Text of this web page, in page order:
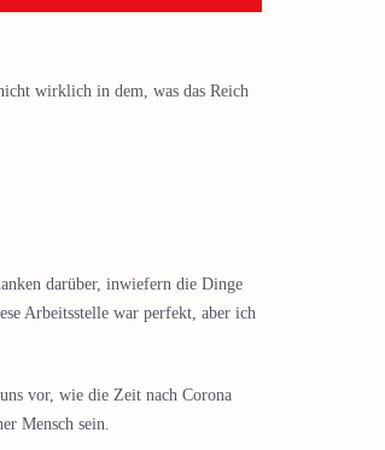
wirklich in dem, was das Reich
darüber, inwiefern die Dinge
Arbeitsstelle war perfekt, aber ich
vor, wie die Zeit nach Corona
Mensch sein.